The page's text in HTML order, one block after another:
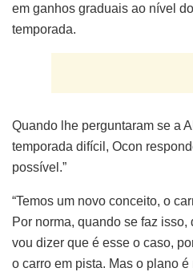
em ganhos graduais ao nível
temporada.
Quando lhe perguntaram se a
temporada difícil, Ocon
possível.”
“Temos um novo conceito, o
Por norma, quando se faz
vou dizer que é esse o caso,
o carro em pista. Mas o plano